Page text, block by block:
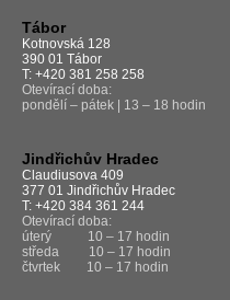
Tábor
Kotnovská 128
390 01 Tábor
T: +420 381 258 258
Otevírací doba:
pondělí – pátek | 13 – 18 hodin
Jindřichův Hradec
Claudiusova 409
377 01 Jindřichův Hradec
T: +420 384 361 244
Otevírací doba:
úterý 10 – 17 hodin
středa 10 – 17 hodin
čtvrtek 10 – 17 hodin